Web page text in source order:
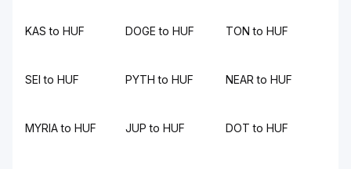
KAS to HUF DOGE to HUF TON to HUF
SEI to HUF PYTH to HUF NEAR to HUF
MYRIA to HUF JUP to HUF DOT to HUF